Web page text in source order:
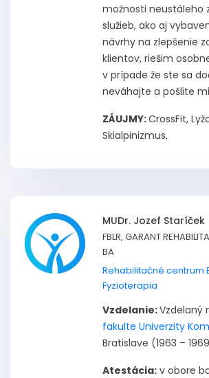
možnosti neustáleho
služieb, ako aj
návrhy na zlepšenie
klientov, riešim
v prípade že ste sa
neváhajte a pošlite
ZÁUJMY:CrossFit,
Skialpinizmus,
MUDr. Jozef Staríček
FBLR, GARANT
BA
Rehabilitačné centrum
Fyzioterapia
Vzdelanie:Vzdelaný
fakulte Univerzity
Bratislave (1963 –
Atestácia: v obore